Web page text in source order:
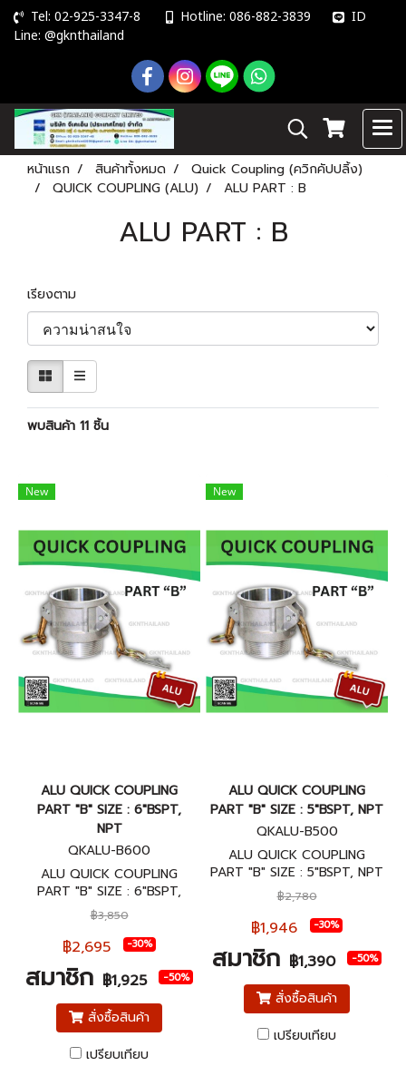
Tel: 02-925-3347-8 Hotline: 086-882-3839 ID
Line: @gknthailand
หน้าแรก สินค้าทั้งหมด
Quick Coupling (ควิกคัปปลิ้ง)
QUICK COUPLING (ALU)
ALU PART : B
ALU PART : B
เรียงตาม
พบสินค้า 11 ชิ้น
New
ALU QUICK COUPLING
PART "B" SIZE : 6"BSPT,
NPT
QKALU-B600
ALU QUICK COUPLING
PART "B" SIZE : 6"BSPT,
NPT ข้อต่อสวมเร็วอลูมิเนียม
พาส B ขนาด 6"BSPT, NPT
฿3,850
฿2,695 -30%
สมาชิก ฿1,925 -50%
สั่งซื้อสินค้า
เปรียบเทียบ
New
ALU QUICK COUPLING
PART "B" SIZE : 5"BSPT, NPT
QKALU-B500
ALU QUICK COUPLING
PART "B" SIZE : 5"BSPT, NPT
ข้อต่อสวมเร็วอลูมิเนียม พาส B
ขนาด 5"BSPT, NPT
฿2,780
฿1,946 -30%
สมาชิก ฿1,390 -50%
สั่งซื้อสินค้า
เปรียบเทียบ